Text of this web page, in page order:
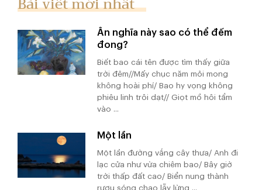
Ân nghĩa này sao có thể đếm
đong?
Biết bao cái tên được tìm thấy giữa
trời đêm//Mấy chục năm mỏi mong
không hoài phí/ Bao hy vọng không
phiêu linh trôi dạt// Giọt mồ hôi tẩm
vào ...
Một lần
Một lần đường vắng cây thưa/ Anh đi
lạc cửa như vừa chiêm bao/ Bây giờ
trời thấp đất cao/ Biển nung thành
rượu sóng chao lẫy lừng ...